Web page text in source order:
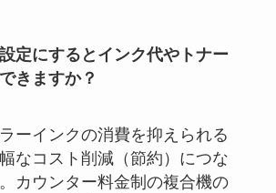
定にするとインク代やトナー
きますか？
ーインクの消費を抑えられる
なコスト削減（節約）につな
カウンター料金制の複合機の